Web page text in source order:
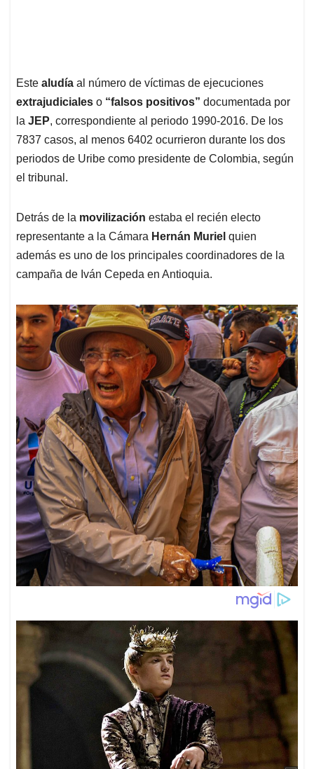
Este aludía al número de víctimas de ejecuciones
extrajudiciales o “falsos positivos” documentada por
la JEP, correspondiente al periodo 1990-2016. De los
7837 casos, al menos 6402 ocurrieron durante los dos
periodos de Uribe como presidente de Colombia, según
el tribunal.
Detrás de la movilización estaba el recién electo
representante a la Cámara Hernán Muriel quien
además es uno de los principales coordinadores de la
campaña de Iván Cepeda en Antioquia.